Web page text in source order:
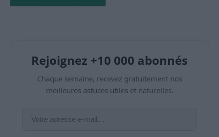
Rejoignez +10 000 abonnés
Chaque semaine, recevez gratuitement nos
meilleures astuces utiles et naturelles.